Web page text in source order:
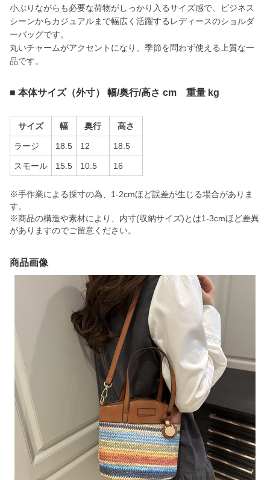
小ぶりながらも必要な荷物がしっかり入るサイズ感で、ビジネス
シーンからカジュアルまで幅広く活躍するレディースのショルダ
ーバッグです。
丸いチャームがアクセントになり、季節を問わず使える上質な一
品です。
■ 本体サイズ（外寸） 幅/奥行/高さ cm 重量 kg
サイズ 幅 奥行 高さ
ラージ 18.5 12 18.5
スモール 15.5 10.5 16
※手作業による採寸の為、1-2cmほど誤差が生じる場合がありま
す。
※商品の構造や素材により、内寸(収納サイズ)とは1-3cmほど差異
がありますのでご留意ください。
商品画像